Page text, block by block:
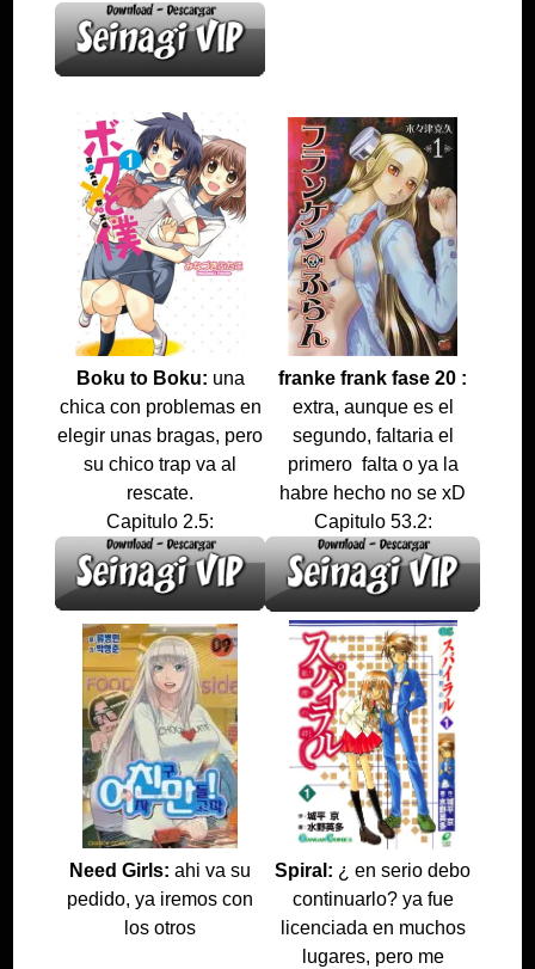
Boku to Boku: una
chica con problemas en
elegir unas bragas, pero
su chico trap va al
rescate.
franke frank fase 20 :
extra, aunque es el
segundo, faltaria el
primero falta o ya la
habre hecho no se xD
Capitulo 2.5:
Capitulo 53.2:
Need Girls: ahi va su
pedido, ya iremos con
los otros
Spiral: ¿ en serio debo
continuarlo? ya fue
licenciada en muchos
lugares, pero me